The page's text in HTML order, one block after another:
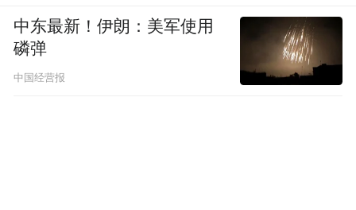
中东最新！伊朗：美军使用
磷弹
中国经营报